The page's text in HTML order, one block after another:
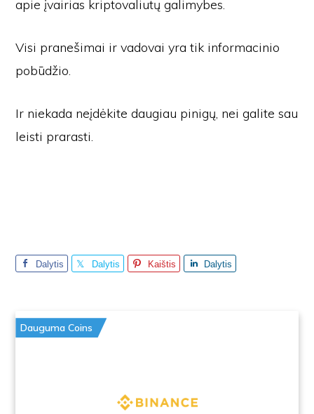
apie įvairias kriptovaliutų galimybes.
Visi pranešimai ir vadovai yra tik informacinio
pobūdžio.
Ir niekada neįdėkite daugiau pinigų, nei galite sau
leisti prarasti.
Dalytis Dalytis Kaištis Dalytis
Dauguma Coins